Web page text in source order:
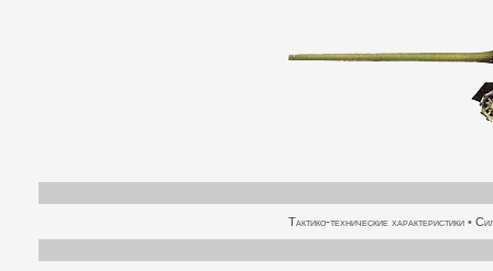
Тактико-технические характеристики •